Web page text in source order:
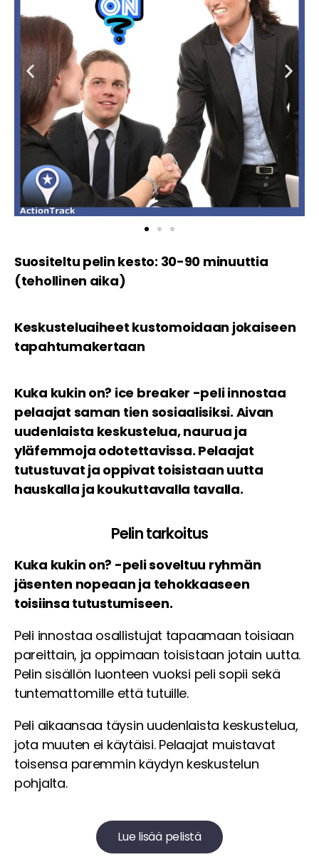
Suositeltu pelin kesto: 30-90 minuuttia
(tehollinen aika)
Keskusteluaiheet kustomoidaan jokaiseen
tapahtumakertaan
Kuka kukin on? ice breaker -peli innostaa
pelaajat saman tien sosiaalisiksi. Aivan
uudenlaista keskustelua, naurua ja
yläfemmoja odotettavissa. Pelaajat
tutustuvat ja oppivat toisistaan uutta
hauskalla ja koukuttavalla tavalla.
Pelin tarkoitus
Kuka kukin on? -peli soveltuu ryhmän
jäsenten nopeaan ja tehokkaaseen
toisiinsa tutustumiseen.
Peli innostaa osallistujat tapaamaan toisiaan
pareittain, ja oppimaan toisistaan jotain uutta.
Pelin sisällön luonteen vuoksi peli sopii sekä
tuntemattomille että tutuille.
Peli aikaansaa täysin uudenlaista keskustelua,
jota muuten ei käytäisi. Pelaajat muistavat
toisensa paremmin käydyn keskustelun
pohjalta.
Lue lisää pelistä